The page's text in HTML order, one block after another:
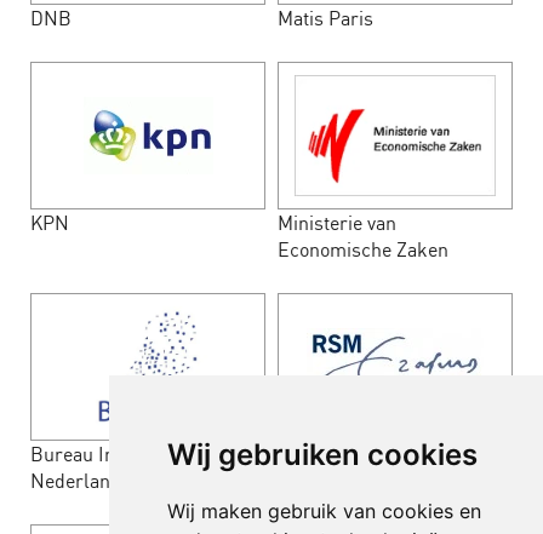
Wij gebruiken cookies
Wij maken gebruik van cookies en
DNB Matis Paris
KPN
Ministerie van
Economische Zaken
Bureau Integriteit
Nederlandse Gemeenten
Erasmus Universiteit